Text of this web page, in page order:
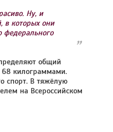
Ну, и
в которых они
федерального
общий
68 килограммами.
спорт. В тяжёлую
на Всероссийском